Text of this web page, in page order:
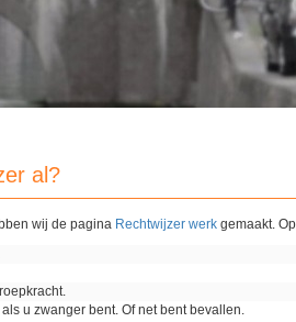
al?
wij de pagina Rechtwijzer werk gemaakt.
u zwanger bent. Of net bent bevallen.